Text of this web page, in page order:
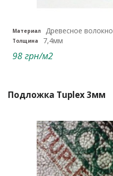
Материал Древесное волокно
Толщина 7,4мм
98 грн/м2
Подложка Tuplex 3мм